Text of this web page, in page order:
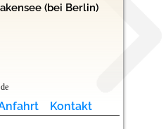
(bei Berlin)
Kontakt